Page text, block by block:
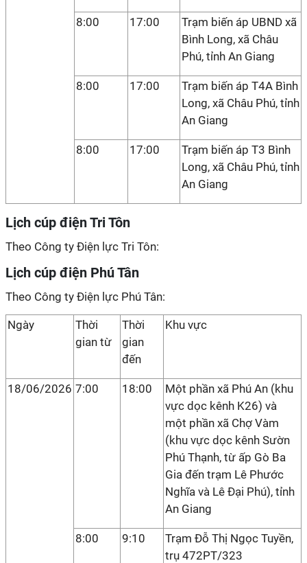
8:00 17:00
Trạm biến áp UBND xã
Bình Long, xã Châu
Phú, tỉnh An Giang
8:00 17:00
Trạm biến áp T4A Bình
Long, xã Châu Phú, tỉnh
An Giang
8:00 17:00
Trạm biến áp T3 Bình
Long, xã Châu Phú, tỉnh
An Giang
Lịch cúp điện Tri Tôn
Theo Công ty Điện lực Tri Tôn:
Lịch cúp điện Phú Tân
Theo Công ty Điện lực Phú Tân:
Ngày
Thời
gian từ
Thời
gian
đến
Khu vực
18/06/2026 7:00 18:00
Một phần xã Phú An (khu
vực dọc kênh K26) và
một phần xã Chợ Vàm
(khu vực dọc kênh Sườn
Phú Thạnh, từ ấp Gò Ba
Gia đến trạm Lê Phước
Nghĩa và Lê Đại Phú), tỉnh
An Giang
8:00 9:10
Trạm Đỗ Thị Ngọc Tuyền,
trụ 472PT/323